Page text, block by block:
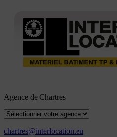
Agence de Chartres
chartres@interlocation.eu